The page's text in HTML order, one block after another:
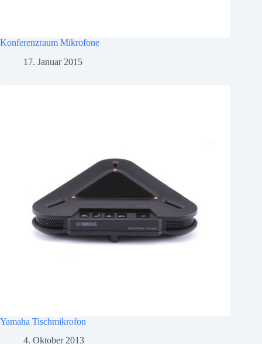
Konferenzraum Mikrofone
17. Januar 2015
Yamaha Tischmikrofon
4. Oktober 2013